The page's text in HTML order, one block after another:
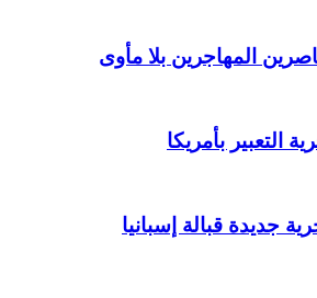
المهاجرين بلا مأوى
التعبير بأمريكا